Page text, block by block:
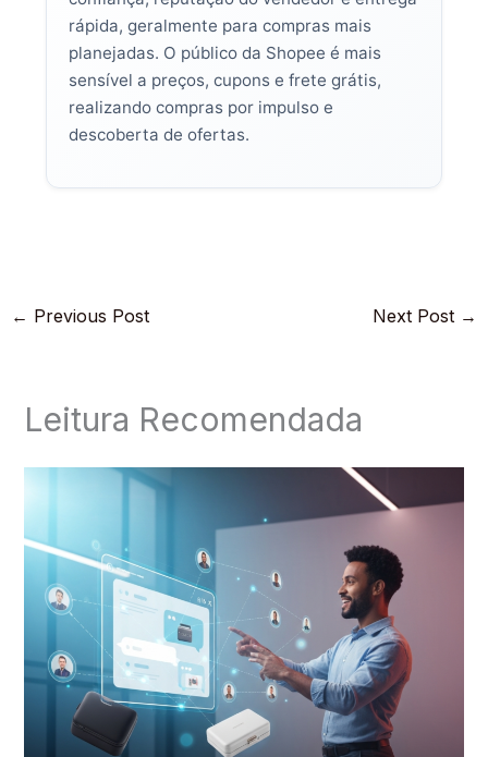
rápida, geralmente para compras mais
planejadas. O público da Shopee é mais
sensível a preços, cupons e frete grátis,
realizando compras por impulso e
descoberta de ofertas.
← Previous Post Next Post →
Leitura Recomendada